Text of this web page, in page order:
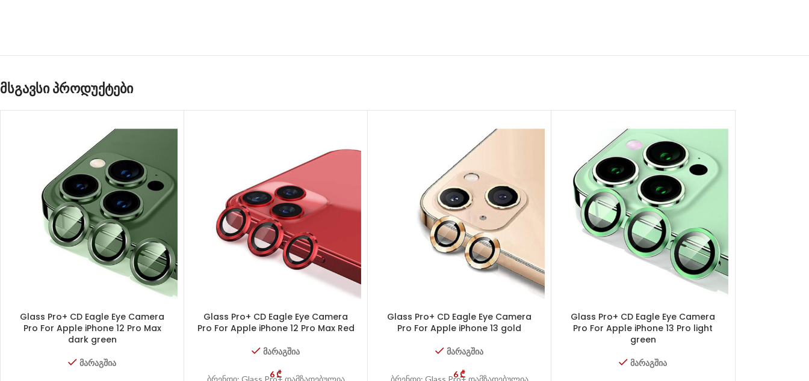
მსგავსი პროდუქტები
Glass Pro+ CD Eagle Eye Camera
Pro For Apple iPhone 12 Pro Max
dark green
მარაგშია
Glass Pro+ CD Eagle Eye Camera
Pro For Apple iPhone 12 Pro Max Red
მარაგშია
6₾
ბრენდი: Glass Pro+ დამზადებულია
Glass Pro+ CD Eagle Eye Camera
Pro For Apple iPhone 13 gold
მარაგშია
6₾
ბრენდი: Glass Pro+ დამზადებულია
Glass Pro+ CD Eagle Eye Camera
Pro For Apple iPhone 13 Pro light
green
მარაგშია